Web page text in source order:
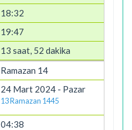
18:32
19:47
13 saat, 52 dakika
Ramazan 14
24 Mart 2024 - Pazar
13 Ramazan 1445
04:38